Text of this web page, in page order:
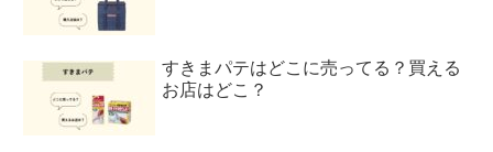
すきまパテはどこに売ってる？買える
お店はどこ？